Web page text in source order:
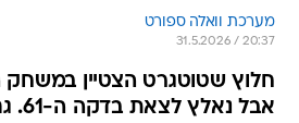
מערכת וואלה ספורט
31.5.2026 / 20:37
חלוץ שטוטגרט הצטיין במשחק
אבל